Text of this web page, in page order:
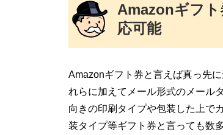
Amazonギフ
応可能
Amazonギフト券と言えば真っ先
れらに加えてメール形式のメール
向きの印刷タイプや包装した上で
装タイプ等ギフト券と言っても数